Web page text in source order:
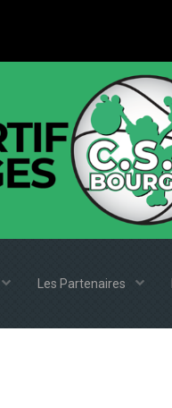
Les Partenaires